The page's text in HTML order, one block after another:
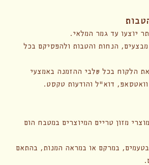
יוצעו עד גמר המלאי.
הנחות והטבות ולהפסיקם בכל
הלקוח בכל שלבי ההזמנה באמצעי
וואטסאפ, דוא"ל והודעות טקסט.
מזון טריים המיוצרים במטבח הום
בטעמים, במרקם או במראה המנות, בהתאם